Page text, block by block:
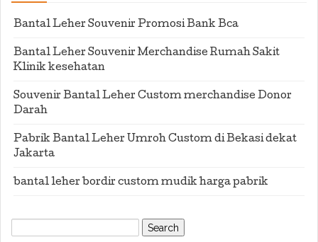
Bantal Leher Souvenir Promosi Bank Bca
Bantal Leher Souvenir Merchandise Rumah Sakit
Klinik kesehatan
Souvenir Bantal Leher Custom merchandise Donor
Darah
Pabrik Bantal Leher Umroh Custom di Bekasi dekat
Jakarta
bantal leher bordir custom mudik harga pabrik
Search
for: